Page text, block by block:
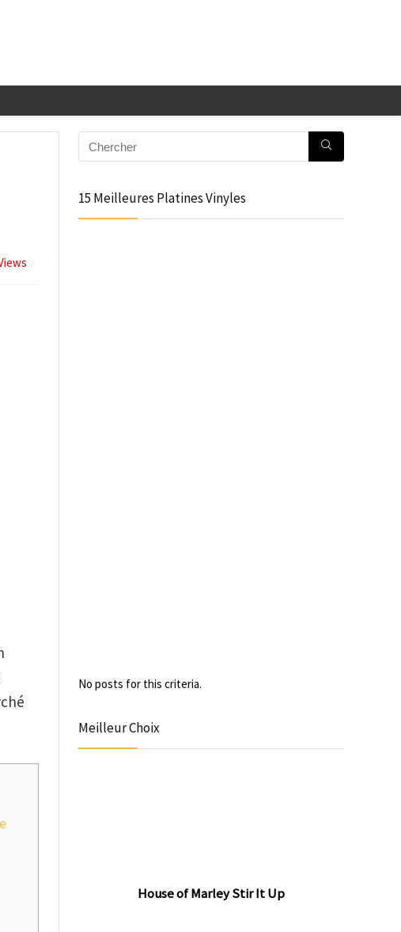
15 Meilleures Platines Vinyles
No posts for this criteria.
Meilleur Choix
House of Marley Stir It Up